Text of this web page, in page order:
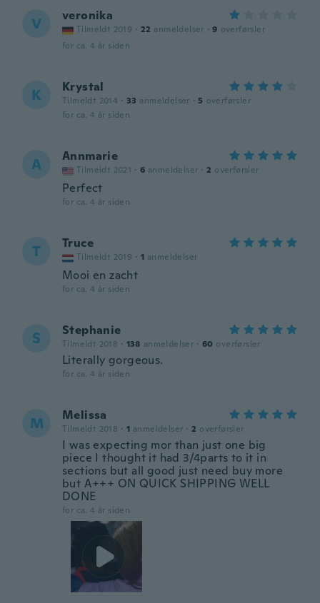
V veronika
Tilmeldt 2019 · 22 anmeldelser · 9 overførsler
for ca. 4 år siden
K Krystal
Tilmeldt 2014 · 33 anmeldelser · 5 overførsler
for ca. 4 år siden
A Annmarie
Tilmeldt 2021 · 6 anmeldelser · 2 overførsler
Perfect
for ca. 4 år siden
T Truce
Tilmeldt 2019 · 1 anmeldelser
Mooi en zacht
for ca. 4 år siden
S Stephanie
Tilmeldt 2018 · 138 anmeldelser · 60 overførsler
Literally gorgeous.
for ca. 4 år siden
M Melissa
Tilmeldt 2018 · 1 anmeldelser · 2 overførsler
I was expecting mor than just one big
piece I thought it had 3/4parts to it in
sections but all good just need buy more
but A+++ ON QUICK SHIPPING WELL
DONE
for ca. 4 år siden